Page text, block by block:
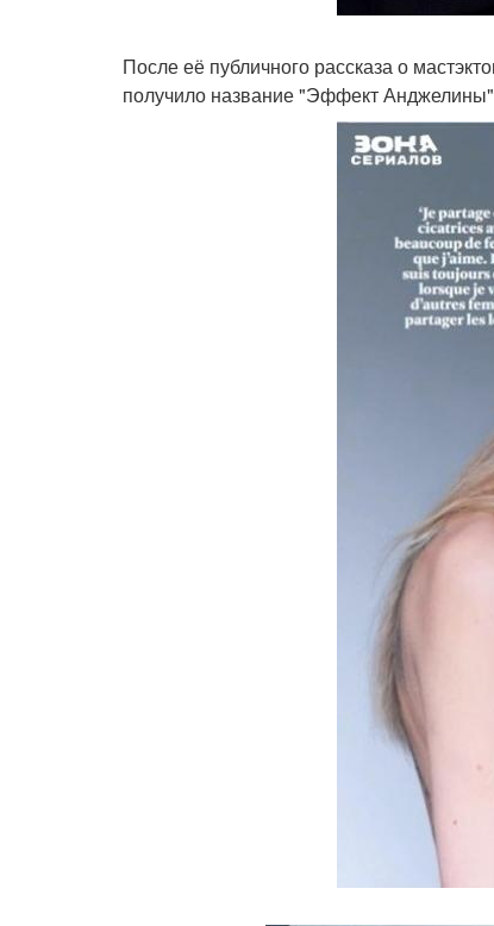
После её публичного рассказа о
получило название "Эффект